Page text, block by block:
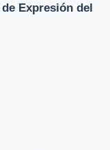
Expresión del